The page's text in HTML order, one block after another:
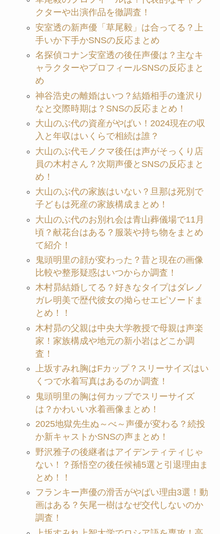
クターや出演作品を徹調査！
安室透の新声優「草尾毅」は合ってる？上
手いか下手かSNSの反応まとめ
名探偵コナン安室透の後任声優は？主なキ
ャラクターやプロフィールSNSの反応まと
め
神谷浩史の離婚はいつ？結婚相手の逢沢り
なと交際時期は？SNSの反応まとめ！
大山のぶ代の資産がやばい！2024現在の収
入と年収はいくらで相続は誰？
大山のぶ代モノクマ後任は声がそっくり店
員の木村さん？次期声優とSNSの反応まと
め！
大山のぶ代の家族はいない？旦那は死別で
子どもは死産の家族構成まとめ！
大山のぶ代のお別れ会は青山葬儀場で11月
頃？献花台はある？服装や持ち物をまとめ
て紹介！
鬼頭明里の顔が変わった？昔と現在の画像
比較や整形疑惑はいつからか調査！
木村昴結婚してる？好きなタイプはダレノ
ガレ明美で歴代彼女の拗らせエピソードま
とめ！！
木村昴の父親は中央大学教授で母親は声楽
家！家族構成や地元の新小岩はどこか調
査！
上坂すみれ胸はFカップ？スリーサイズはい
くつで水着写真はあるのか調査！
鬼頭明里の胸は何カップでスリーサイズ
は？かわいい水着画像まとめ！
2025地獄先生ぬ～べ～声優が変わる？続投
か新キャストかSNSの声まとめ！
野沢雅子の後継者はアイデンティティじゃ
ない！？孫悟空の後任候補5選と引退理由ま
とめ！！
フランキー声優の滑舌がやばい理由3選！動
画はある？矢尾一樹はなぜ交代しないのか
調査！